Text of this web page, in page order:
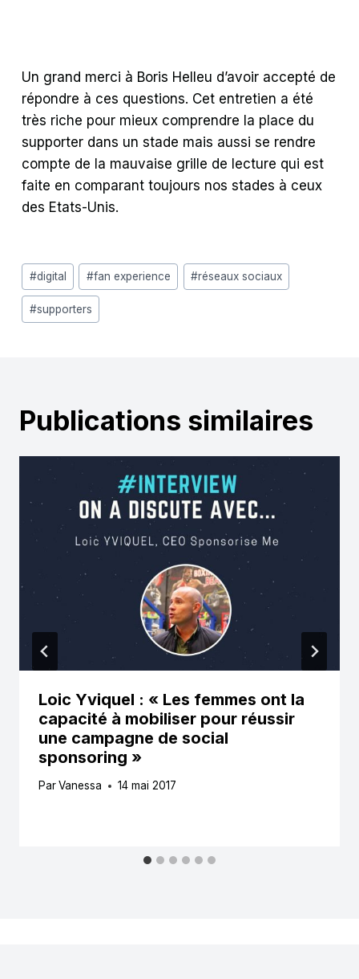
Un grand merci à Boris Helleu d’avoir accepté de
répondre à ces questions. Cet entretien a été
très riche pour mieux comprendre la place du
supporter dans un stade mais aussi se rendre
compte de la mauvaise grille de lecture qui est
faite en comparant toujours nos stades à ceux
des Etats-Unis.
Étiquettes
de
la
#digital #fan experience #réseaux sociaux
#supporters
Publications similaires
Loic Yviquel : « Les femmes ont la
capacité à mobiliser pour réussir
une campagne de social
sponsoring »
ParVanessa 14 mai 2017